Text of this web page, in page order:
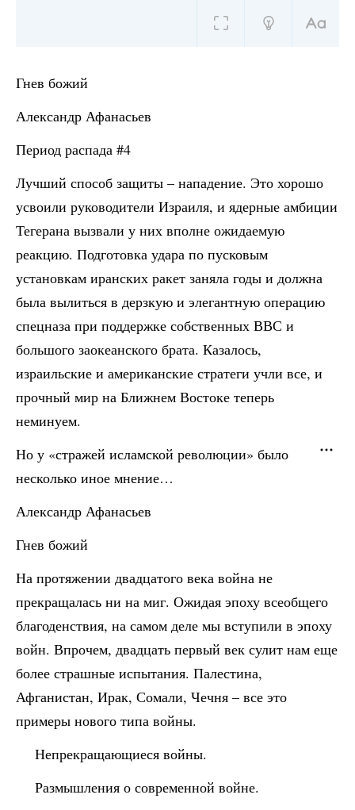
Гнев божий
Александр Афанасьев
Период распада #4
Лучший способ защиты – нападение. Это хорошо
усвоили руководители Израиля, и ядерные амбиции
Тегерана вызвали у них вполне ожидаемую
реакцию. Подготовка удара по пусковым
установкам иранских ракет заняла годы и должна
была вылиться в дерзкую и элегантную операцию
спецназа при поддержке собственных ВВС и
большого заокеанского брата. Казалось,
израильские и американские стратеги учли все, и
прочный мир на Ближнем Востоке теперь
неминуем.
Но у «стражей исламской революции» было
несколько иное мнение…
Александр Афанасьев
Гнев божий
На протяжении двадцатого века война не
прекращалась ни на миг. Ожидая эпоху всеобщего
благоденствия, на самом деле мы вступили в эпоху
войн. Впрочем, двадцать первый век сулит нам еще
более страшные испытания. Палестина,
Афганистан, Ирак, Сомали, Чечня – все это
примеры нового типа войны.
Непрекращающиеся войны.
Размышления о современной войне.